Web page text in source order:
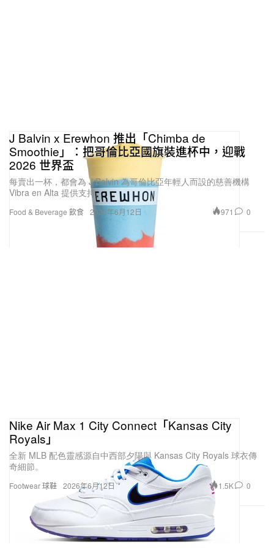
Food & Beverage 飲食
J Balvin x Erewhon 推出「Chimba de
Smoothie」：把哥倫比亞國旗裝進杯中，迎戰
2026 世界盃
每賣出一杯，都會為 J Balvin 為哥倫比亞年輕人而設的慈善機構
Vibra en Alta 提供支持。
2026年6月12日 971 0
Footwear 球鞋
Nike Air Max 1 City Connect「Kansas City
Royals」
全新 MLB 配色靈感源自中西部夕陽與 Kansas City Royals 球衣傳
奇細節。
2026年6月12日 1.5K 0